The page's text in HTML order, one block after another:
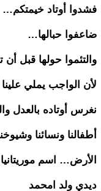
فشدوا أوتاد خيمتكم…
ضاعفوا حبالها…
والتئموا حولها قبل
لأن الواجب يملي
نغرس أوتاده بالعدل
أطفالنا ونسائنا
الأرض… اسم
ديدي ولد امحمد